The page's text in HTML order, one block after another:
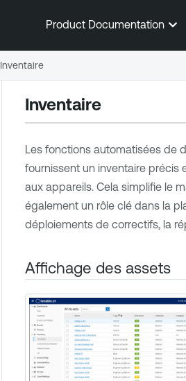
Product Documentation
Inventaire
Les fonctions automatisées de
fournissent un inventaire précis
aux appareils. Cela simplifie le
également un rôle clé dans la
déploiements de correctifs, la
Affichage des assets
Inventaire